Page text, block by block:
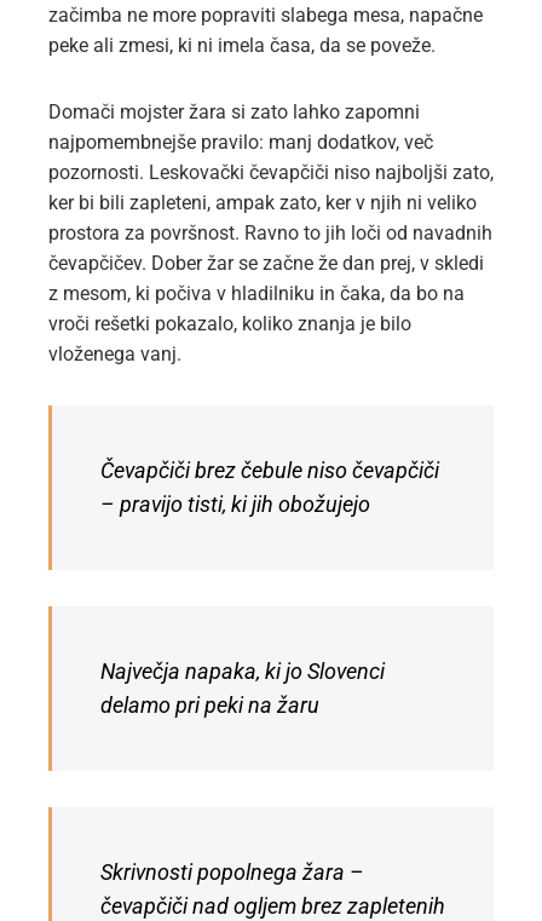
začimba ne more popraviti slabega mesa, napačne
peke ali zmesi, ki ni imela časa, da se poveže.
Domači mojster žara si zato lahko zapomni
najpomembnejše pravilo: manj dodatkov, več
pozornosti. Leskovački čevapčiči niso najboljši zato,
ker bi bili zapleteni, ampak zato, ker v njih ni veliko
prostora za površnost. Ravno to jih loči od navadnih
čevapčičev. Dober žar se začne že dan prej, v skledi
z mesom, ki počiva v hladilniku in čaka, da bo na
vroči rešetki pokazalo, koliko znanja je bilo
vloženega vanj.
Čevapčiči brez čebule niso čevapčiči
– pravijo tisti, ki jih obožujejo
Največja napaka, ki jo Slovenci
delamo pri peki na žaru
Skrivnosti popolnega žara –
čevapčiči nad ogljem brez zapletenih